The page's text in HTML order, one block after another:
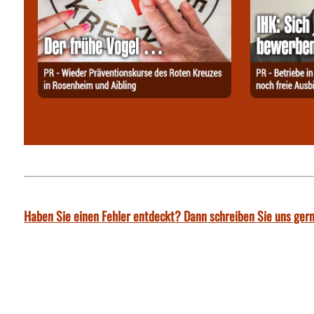
Haben Sie einen Fehler entdeckt? Dann schreiben Sie uns